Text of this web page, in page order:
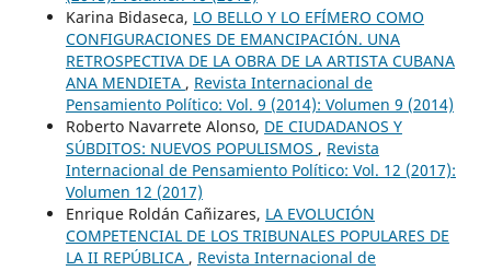
Karina Bidaseca, LO BELLO Y LO EFÍMERO COMO
CONFIGURACIONES DE EMANCIPACIÓN. UNA
RETROSPECTIVA DE LA OBRA DE LA ARTISTA CUBANA
ANA MENDIETA , Revista Internacional de
Pensamiento Político: Vol. 9 (2014): Volumen 9 (2014)
Roberto Navarrete Alonso, DE CIUDADANOS Y
SÚBDITOS: NUEVOS POPULISMOS , Revista
Internacional de Pensamiento Político: Vol. 12 (2017):
Volumen 12 (2017)
Enrique Roldán Cañizares, LA EVOLUCIÓN
COMPETENCIAL DE LOS TRIBUNALES POPULARES DE
LA II REPÚBLICA , Revista Internacional de